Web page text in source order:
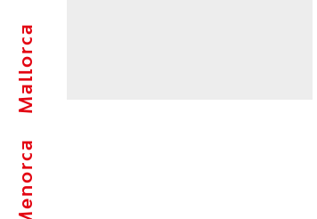
Menorca
Mallorca